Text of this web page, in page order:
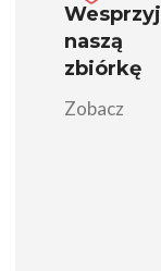
Wesprzyj
naszą
zbiórkę
Zobacz